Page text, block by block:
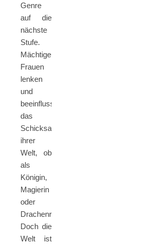
Genre
auf die
nächste
Stufe.
Mächtige
Frauen
lenken
und
beeinflussen
das
Schicksal
ihrer
Welt, ob
als
Königin,
Magierin
oder
Drachenreiterin.
Doch die
Welt ist